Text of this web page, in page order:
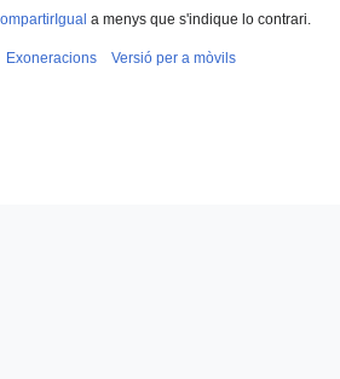
a menys que s'indique lo contrari.
Exoneracions Versió per a mòvils